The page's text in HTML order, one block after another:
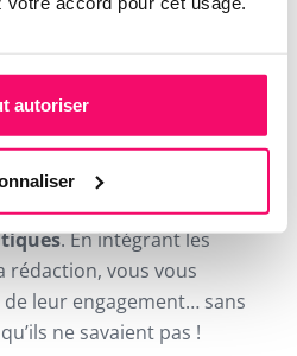
autoriser
de congés
efficacement la prise
tout simplement de mettre
ad hocou a minima une
. En intégrant les
rédaction, vous vous
leur engagement… sans
ne savaient pas !